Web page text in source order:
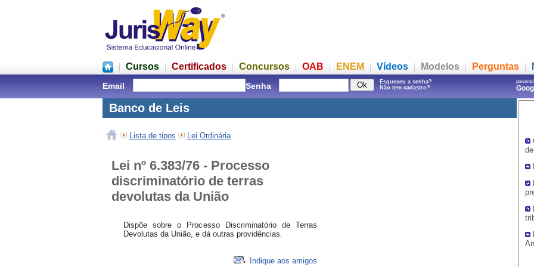
Cursos Certificados Concursos OAB ENEM Vídeos Modelos Perguntas
Email Senha
Esqueceu a senha?
Não tem cadastro?
powered
Banco de Leis
Lista de tipos Lei Ordinária
Lei nº 6.383/76 - Processo
discriminatório de terras
devolutas da União
Dispõe sobre o Processo Discriminatório de Terras
Devolutas da União, e dá outras providências.
Indique aos amigos